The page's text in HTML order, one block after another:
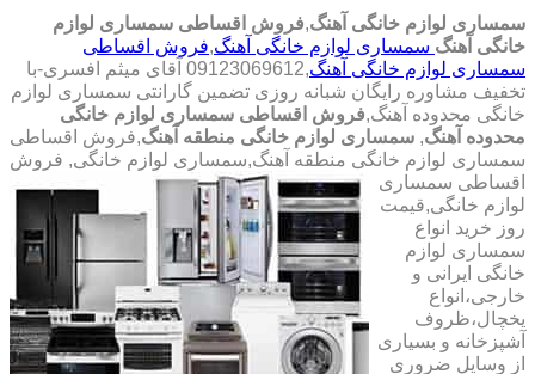
سمساری لوازم خانگی آهنگ,فروش اقساطی سمساری لوازم
خانگی آهنگ سمساری لوازم خانگی آهنگ,فروش اقساطی
سمساری لوازم خانگی آهنگ
,09123069612 آقای میثم افسری-با
تخفیف مشاوره رایگان شبانه روزی تضمین گارانتی سمساری لوازم
خانگی محدوده آهنگ,فروش اقساطی سمساری لوازم خانگی
محدوده آهنگ, سمساری لوازم خانگی منطقه آهنگ,فروش اقساطی
سمساری لوازم خانگی منطقه آهنگ,سمساری لوازم خانگی, فروش
اقساطی سمساری
لوازم خانگی,قیمت
روز خرید انواع
سمساری لوازم
خانگی ایرانی و
خارجی،انواع
یخچال،ظروف
آشپزخانه و بسیاری
از وسایل ضروری